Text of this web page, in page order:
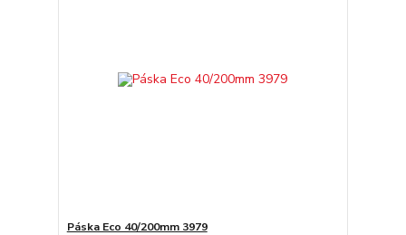
Páska Eco 40/200mm 3979